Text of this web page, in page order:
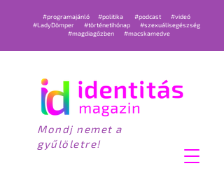
#programajánló #politika #podcast
#videó
#LadyDömper
#történetihónap
#szexuálisegészség
#magdiagőzben
#macskamedve
Mondj nemet a
gyűlöletre!